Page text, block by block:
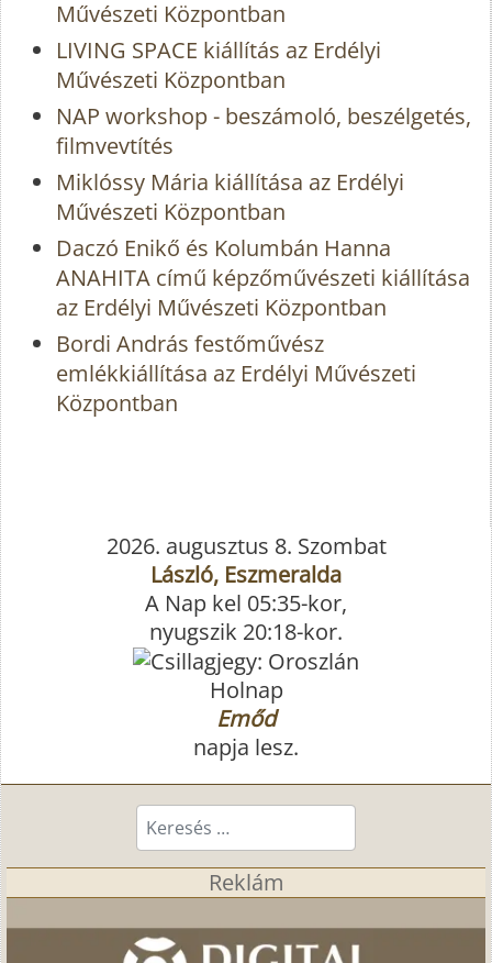
Művészeti Központban
LIVING SPACE kiállítás az Erdélyi
Művészeti Központban
NAP workshop - beszámoló, beszélgetés,
filmvevtítés
Miklóssy Mária kiállítása az Erdélyi
Művészeti Központban
Daczó Enikő és Kolumbán Hanna
ANAHITA című képzőművészeti kiállítása
az Erdélyi Művészeti Központban
Bordi András festőművész
emlékkiállítása az Erdélyi Művészeti
Központban
2026. augusztus 8. Szombat
László, Eszmeralda
A Nap kel 05:35-kor,
nyugszik 20:18-kor.
Holnap
Emőd
napja lesz.
Keresés...
Reklám